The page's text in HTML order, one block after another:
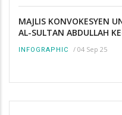
MAJLIS KONVOKESYEN
AL-SULTAN ABDULLAH
INFOGRAPHIC / 04 Sep 25